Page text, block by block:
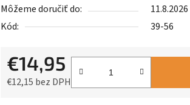
Môžeme doručiť do:
11.8.2026
Kód:
39-56
€14,95
€12,15 bez DPH